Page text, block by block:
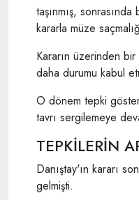
taşınmış,
kararla müze
Kararın üzerinden
daha durumu kabul
O dönem tepki
tavrı sergilemeye
TEPKİLERİN
Danıştay'ın kararı
gelmişti.